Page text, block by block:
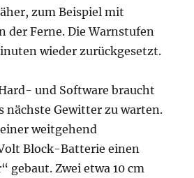
zum Beispiel mit
der Ferne. Die Warnstufen
wieder zurückgesetzt.
und Software braucht
nächste Gewitter zu warten.
weitgehend
Block-Batterie einen
gebaut. Zwei etwa 10 cm